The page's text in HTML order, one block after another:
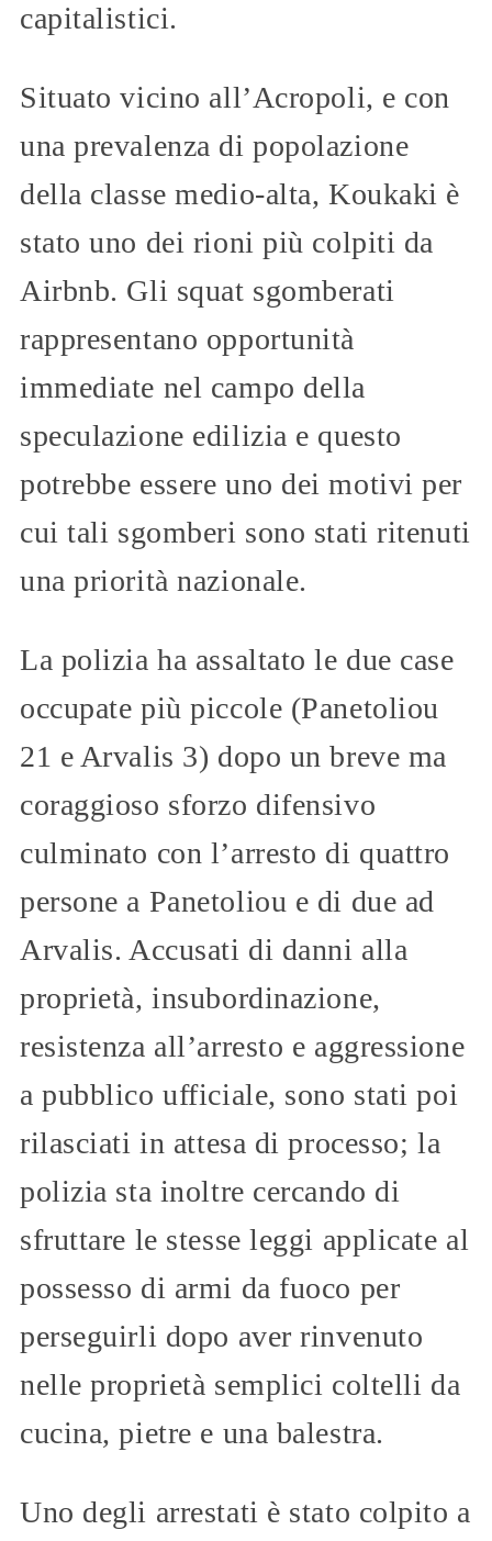
capitalistici.
Situato vicino all’Acropoli, e con
una prevalenza di popolazione
della classe medio-alta, Koukaki è
stato uno dei rioni più colpiti da
Airbnb. Gli squat sgomberati
rappresentano opportunità
immediate nel campo della
speculazione edilizia e questo
potrebbe essere uno dei motivi per
cui tali sgomberi sono stati ritenuti
una priorità nazionale.
La polizia ha assaltato le due case
occupate più piccole (Panetoliou
21 e Arvalis 3) dopo un breve ma
coraggioso sforzo difensivo
culminato con l’arresto di quattro
persone a Panetoliou e di due ad
Arvalis. Accusati di danni alla
proprietà, insubordinazione,
resistenza all’arresto e aggressione
a pubblico ufficiale, sono stati poi
rilasciati in attesa di processo; la
polizia sta inoltre cercando di
sfruttare le stesse leggi applicate al
possesso di armi da fuoco per
perseguirli dopo aver rinvenuto
nelle proprietà semplici coltelli da
cucina, pietre e una balestra.
Uno degli arrestati è stato colpito a